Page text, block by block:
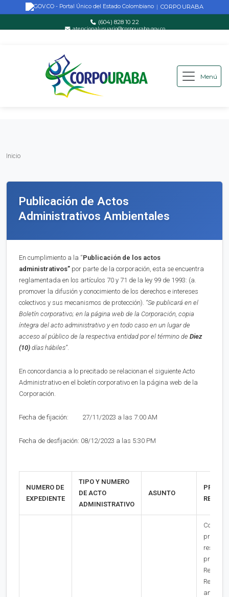
Saltar al contenido principal
| CORPOURABA
(604) 828 10 22
atencionalusuario@corpouraba.gov.co
Menú
Inicio
Publicación de Actos
Administrativos Ambientales
En cumplimiento a la “Publicación de los actos
administrativos” por parte de la corporación, esta se encuentra
reglamentada en los artículos 70 y 71 de la ley 99 de 1993: (a.
promover la difusión y conocimiento de los derechos e intereses
colectivos y sus mecanismos de protección). “Se publicará en el
Boletín corporativo; en la página web de la Corporación, copia
íntegra del acto administrativo y en todo caso en un lugar de
acceso al público de la respectiva entidad por el término de Diez
(10) días hábiles”.
En concordancia a lo precitado se relacionan el siguiente Acto
Administrativo en el boletín corporativo en la página web de la
Corporación.
Fecha de fijación: 27/11/2023 a las 7:00 AM
Fecha de desfijación: 08/12/2023 a las 5:30 PM
NUMERO DE
EXPEDIENTE
TIPO Y NUMERO
DE ACTO
ADMINISTRATIVO
ASUNTO
Contra
presente
procede
Recurso
ante la